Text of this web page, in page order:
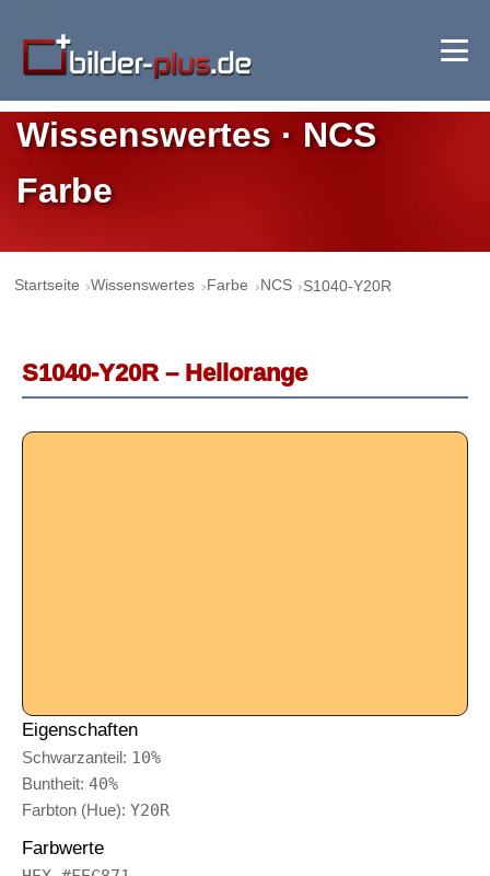
Wissenswertes · NCS
Farbe
Startseite Wissenswertes Farbe NCS S1040-Y20R
S1040-Y20R – Hellorange
Eigenschaften
Schwarzanteil: 10%
Buntheit: 40%
Farbton (Hue): Y20R
Farbwerte